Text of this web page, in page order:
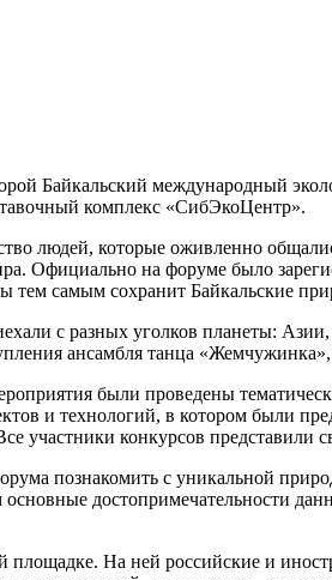
Байкальский международный
комплекс «СибЭкоЦентр».
людей, которые оживленно
Официально на форуме было
самым сохранит Байкальские
с разных уголков планеты:
ансамбля танца
были проведены
и технологий, в котором были
участники конкурсов представили
познакомить с уникальной
основные достопримечательности
На ней российские и